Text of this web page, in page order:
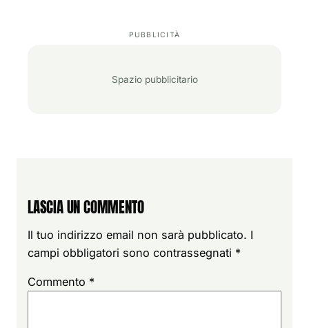
Spazio pubblicitario
LASCIA UN COMMENTO
Il tuo indirizzo email non sarà pubblicato. I
campi obbligatori sono contrassegnati *
Commento *